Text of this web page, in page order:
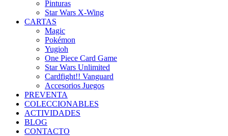
Pinturas
Star Wars X-Wing
CARTAS
Magic
Pokémon
Yugioh
One Piece Card Game
Star Wars Unlimited
Cardfight!! Vanguard
Accesorios Juegos
PREVENTA
COLECCIONABLES
ACTIVIDADES
BLOG
CONTACTO